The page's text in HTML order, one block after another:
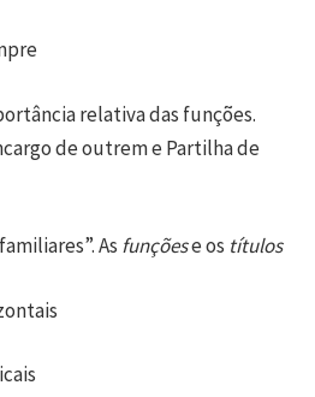
relativa das funções.
de outrem e Partilha de
As funçõese os títulos